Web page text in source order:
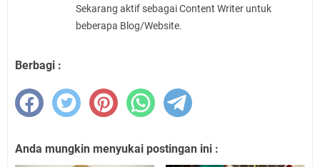
Sekarang aktif sebagai Content Writer untuk
beberapa Blog/Website.
Berbagi :
Anda mungkin menyukai postingan ini :